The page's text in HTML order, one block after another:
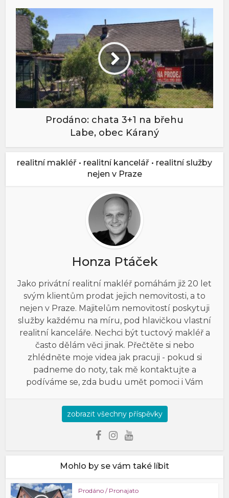
Prodáno: chata 3+1 na břehu
Labe, obec Káraný
realitní makléř • realitní kancelář • realitní služby
nejen v Praze
Honza Ptáček
Jako privátní realitní makléř pomáhám již 20 let
svým klientům prodat jejich nemovitosti, a to
nejen v Praze. Majitelům nemovitostí poskytuji
služby každému na míru, pod hlavičkou vlastní
realitní kanceláře. Nechci být tuctový makléř a
často dělám věci jinak. Přečtěte si nebo
zhlédněte moje videa jak pracuji - pokud si
padneme do noty, tak mě kontaktujte a
podíváme se, zda budu umět pomoci i Vám
zobrazit všechny příspěvky
Mohlo by se vám také líbit
Prodáno / Pronajato